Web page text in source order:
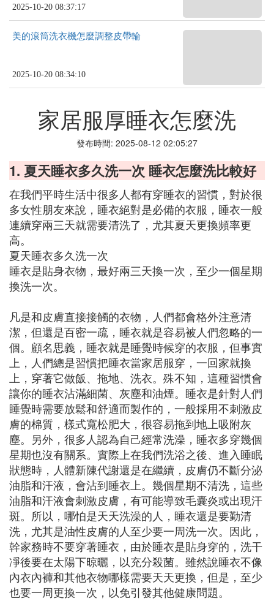
2025-10-20 08:37:17
美的滾筒洗衣機怎麼調整皮帶輪
2025-10-20 08:34:10
家居服厚睡衣怎麼洗
發布時間: 2025-08-12 02:05:27
1. 夏天睡衣多久洗一次 睡衣怎麼洗比較好
在我們平時生活中很多人都有穿睡衣的習慣，對於很
多女性朋友來說，睡衣絕對是必備的衣服，睡衣一般
連續穿兩三天就需要清洗了，尤其夏天更換頻率更
高。
夏天睡衣多久洗一次
睡衣是貼身衣物，最好兩三天換一次，至少一個星期
換洗一次。
凡是和皮膚直接接觸的衣物，人們都會格外注意清
潔，但還是百密一疏，睡衣就是容易被人們忽略的一
個。顧名思義，睡衣就是睡覺時候穿的衣服，但事實
上，人們總是習慣把睡衣當家居服穿，一回家就換
上，穿著它做飯、拖地、洗衣。殊不知，這種習慣會
讓你的睡衣沾滿細菌、灰塵和油煙。睡衣是針對人們
睡覺時需要放鬆和舒適而製作的，一般採用不刺激皮
膚的棉質，樣式寬松肥大，很容易拖到地上吸附灰
塵。另外，很多人認為自己經常洗澡，睡衣多穿幾個
星期也沒有關系。實際上在我們洗浴之後、進入睡眠
狀態時，人體新陳代謝還是在繼續，皮膚仍不斷分泌
油脂和汗液，會沾到睡衣上。幾個星期不清洗，這些
油脂和汗液會刺激皮膚，有可能導致毛囊炎或出現汗
斑。所以，哪怕是天天洗澡的人，睡衣還是要勤清
洗，尤其是油性皮膚的人至少要一周洗一次。因此，
幹家務時不要穿著睡衣，由於睡衣是貼身穿的，洗干
凈後要在太陽下晾曬，以充分殺菌。雖然說睡衣不像
內衣內褲和其他衣物哪樣需要天天更換，但是，至少
也要一周更換一次，以免引發其他健康問題。